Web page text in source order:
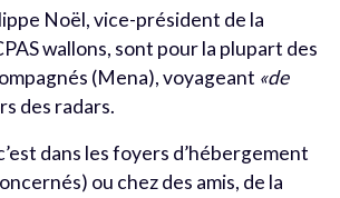
Noël, vice-président de la
wallons, sont pour la plupart des
(Mena), voyageant «de
des radars.
dans les foyers d’hébergement
ou chez des amis, de la